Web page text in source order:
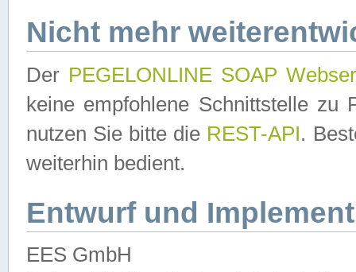
Nicht mehr
Der PEGELONLINE SOAP
keine empfohlene Schnittstelle zu
nutzen Sie bitte die REST-API.
weiterhin bedient.
Entwurf und
EES GmbH